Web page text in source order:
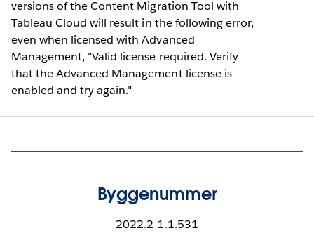
versions of the Content Migration Tool with
Tableau Cloud will result in the following error,
even when licensed with Advanced
Management, "Valid license required. Verify
that the Advanced Management license is
enabled and try again."
Byggenummer
2022.2-1.1.531